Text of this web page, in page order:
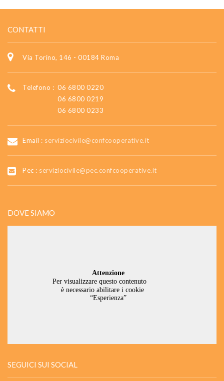
CONTATTI
Via Torino, 146 - 00184 Roma
Telefono : 06 6800 0220
06 6800 0219
06 6800 0233
Email : serviziocivile@confcooperative.it
Pec : serviziocivile@pec.confcooperative.it
DOVE SIAMO
SEGUICI SUI SOCIAL